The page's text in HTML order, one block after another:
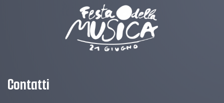
Contatti